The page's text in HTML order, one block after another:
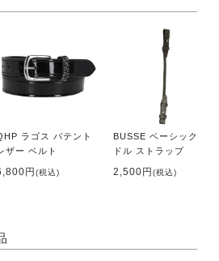
タンプレス
ジ
今は充実の日々を過ごす
馬作りを目指して精進
ある仕事は他にない
ラゴス パテント
ザー ベルト
円(税込)
BUSSE ベーシック サ
ドル ストラップ
2,500円(税込)